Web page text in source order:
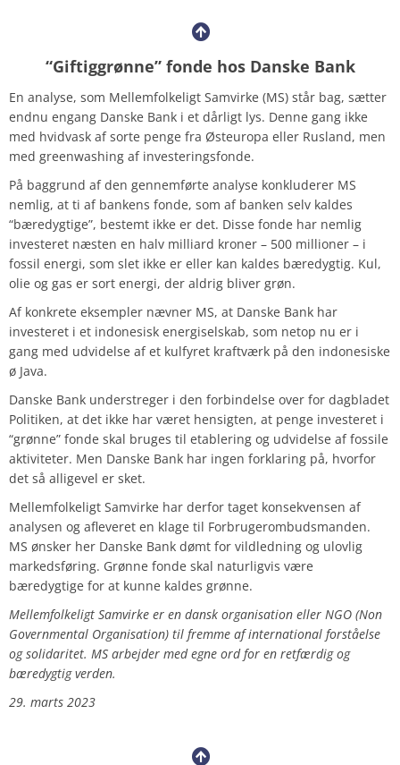
“Giftiggrønne” fonde hos Danske Bank
En analyse, som Mellemfolkeligt Samvirke (MS) står bag, sætter
endnu engang Danske Bank i et dårligt lys. Denne gang ikke
med hvidvask af sorte penge fra Østeuropa eller Rusland, men
med greenwashing af investeringsfonde.
På baggrund af den gennemførte analyse konkluderer MS
nemlig, at ti af bankens fonde, som af banken selv kaldes
“bæredygtige”, bestemt ikke er det. Disse fonde har nemlig
investeret næsten en halv milliard kroner – 500 millioner – i
fossil energi, som slet ikke er eller kan kaldes bæredygtig. Kul,
olie og gas er sort energi, der aldrig bliver grøn.
Af konkrete eksempler nævner MS, at Danske Bank har
investeret i et indonesisk energiselskab, som netop nu er i
gang med udvidelse af et kulfyret kraftværk på den indonesiske
ø Java.
Danske Bank understreger i den forbindelse over for dagbladet
Politiken, at det ikke har været hensigten, at penge investeret i
“grønne” fonde skal bruges til etablering og udvidelse af fossile
aktiviteter. Men Danske Bank har ingen forklaring på, hvorfor
det så alligevel er sket.
Mellemfolkeligt Samvirke har derfor taget konsekvensen af
analysen og afleveret en klage til Forbrugerombudsmanden.
MS ønsker her Danske Bank dømt for vildledning og ulovlig
markedsføring. Grønne fonde skal naturligvis være
bæredygtige for at kunne kaldes grønne.
Mellemfolkeligt Samvirke er en dansk organisation eller NGO (Non
Governmental Organisation) til fremme af international forståelse
og solidaritet. MS arbejder med egne ord for en retfærdig og
bæredygtig verden.
29. marts 2023